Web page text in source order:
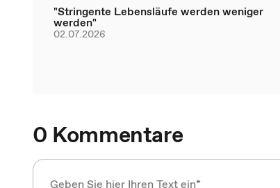
"Stringente Lebensläufe werden weniger
werden"
02.07.2026
0 Kommentare